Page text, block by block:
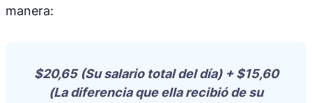
manera:
$20,65 (Su salario total del día) + $15,60
(La diferencia que ella recibió de su